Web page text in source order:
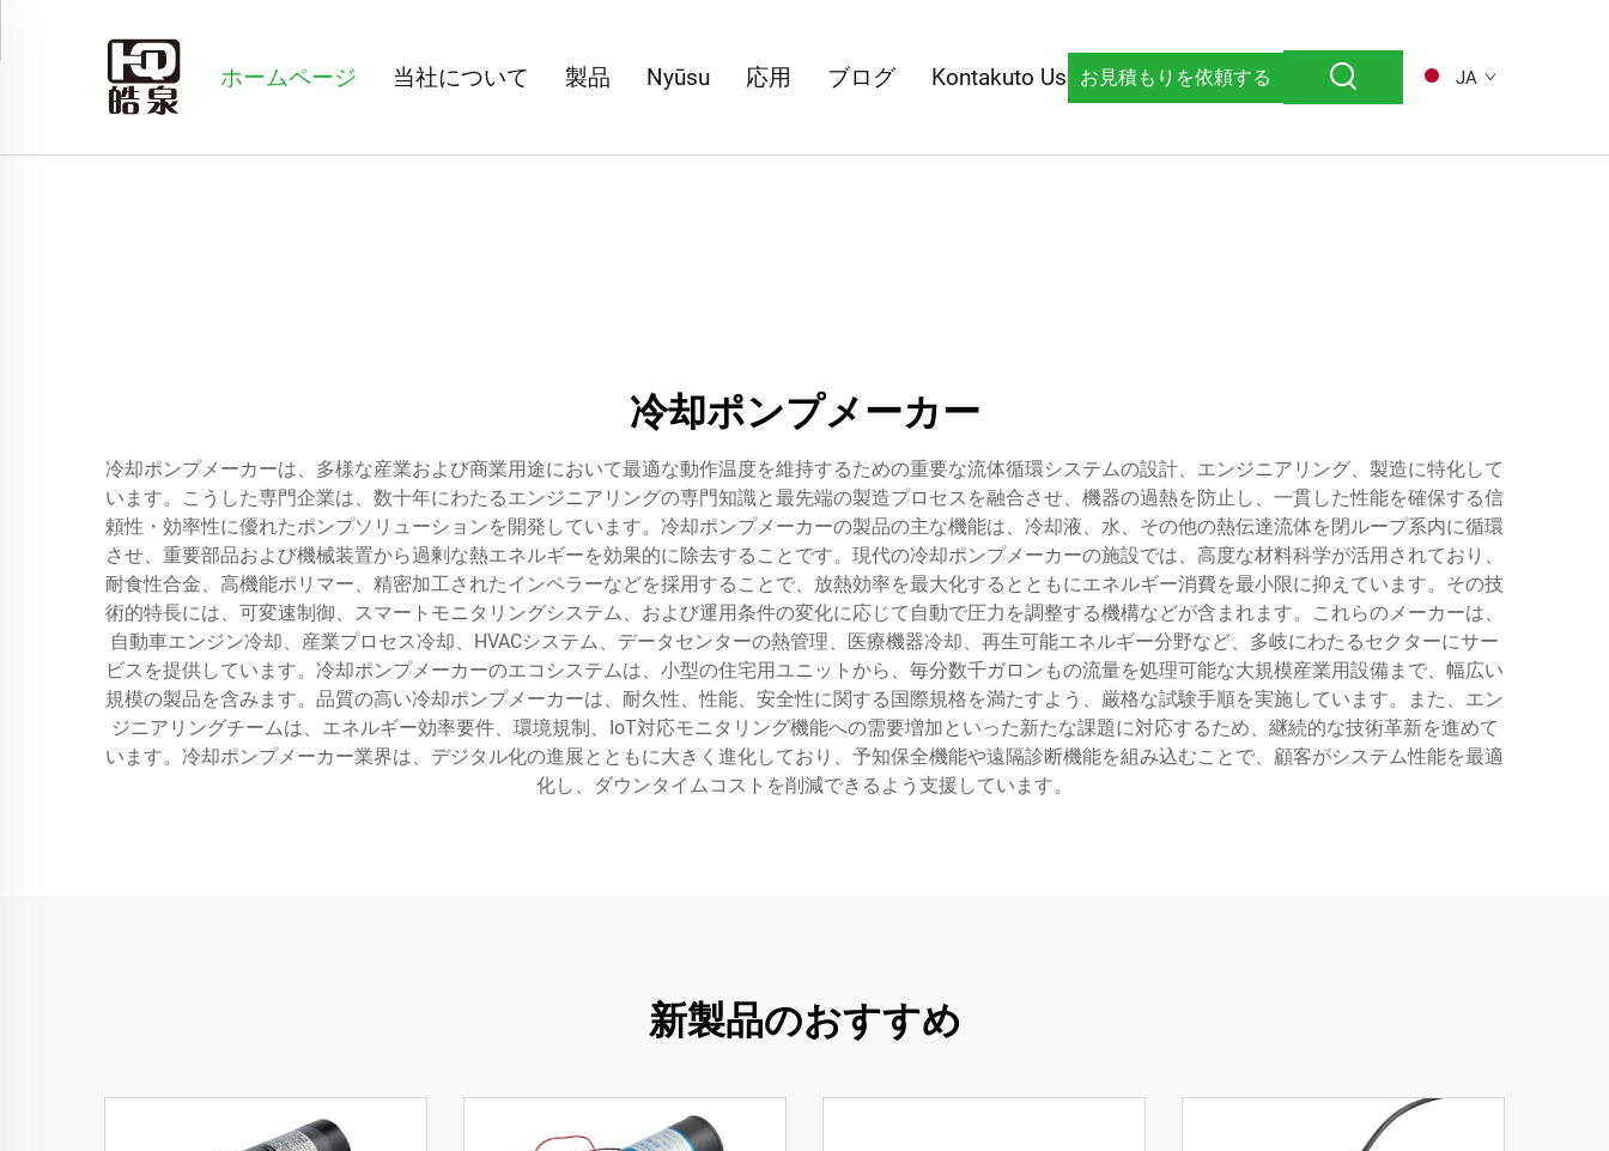
ホームページ 当社について 製品 Nyūsu 応用 ブログ Kontakuto Us お見積もりを依頼する JA
冷却ポンプメーカー
冷却ポンプメーカーは、多様な産業および商業用途において最適な動作温度を維持するための重要な流体循環システムの設計、エンジニアリング、製造に特化して
います。こうした専門企業は、数十年にわたるエンジニアリングの専門知識と最先端の製造プロセスを融合させ、機器の過熱を防止し、一貫した性能を確保する信
頼性・効率性に優れたポンプソリューションを開発しています。冷却ポンプメーカーの製品の主な機能は、冷却液、水、その他の熱伝達流体を閉ループ系内に循環
させ、重要部品および機械装置から過剰な熱エネルギーを効果的に除去することです。現代の冷却ポンプメーカーの施設では、高度な材料科学が活用されており、
耐食性合金、高機能ポリマー、精密加工されたインペラーなどを採用することで、放熱効率を最大化するとともにエネルギー消費を最小限に抑えています。その技
術的特長には、可変速制御、スマートモニタリングシステム、および運用条件の変化に応じて自動で圧力を調整する機構などが含まれます。これらのメーカーは、
自動車エンジン冷却、産業プロセス冷却、HVACシステム、データセンターの熱管理、医療機器冷却、再生可能エネルギー分野など、多岐にわたるセクターにサー
ビスを提供しています。冷却ポンプメーカーのエコシステムは、小型の住宅用ユニットから、毎分数千ガロンもの流量を処理可能な大規模産業用設備まで、幅広い
規模の製品を含みます。品質の高い冷却ポンプメーカーは、耐久性、性能、安全性に関する国際規格を満たすよう、厳格な試験手順を実施しています。また、エン
ジニアリングチームは、エネルギー効率要件、環境規制、IoT対応モニタリング機能への需要増加といった新たな課題に対応するため、継続的な技術革新を進めて
います。冷却ポンプメーカー業界は、デジタル化の進展とともに大きく進化しており、予知保全機能や遠隔診断機能を組み込むことで、顧客がシステム性能を最適
化し、ダウンタイムコストを削減できるよう支援しています。
新製品のおすすめ